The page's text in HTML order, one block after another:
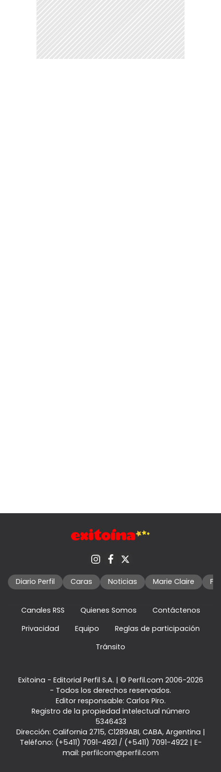
Diario Perfil Caras Noticias Marie Claire
Canales RSS Quienes Somos
Contáctenos
Privacidad
Equipo
Reglas de participación
Tránsito
Exitoina - Editorial Perfil S.A. | © Perfil.com 2006-2026
- Todos los derechos reservados.
Editor responsable: Carlos Piro.
Registro de la propiedad intelectual número
5346433
Dirección: California 2715, C1289ABI, CABA, Argentina |
Teléfono: (+5411) 7091-4921 / (+5411) 7091-4922| E-
mail: perfilcom@perfil.com